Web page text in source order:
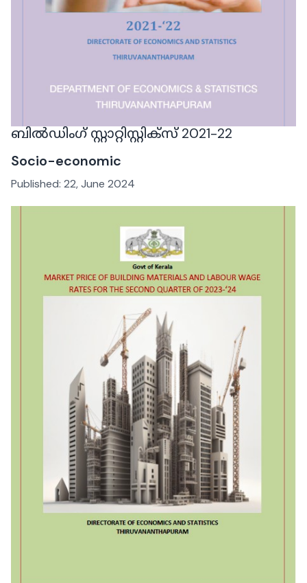
ബിൽഡിംഗ് സ്റ്റാറ്റിസ്റ്റിക്‌സ് 2021-22
Socio-economic
Published: 22, June 2024